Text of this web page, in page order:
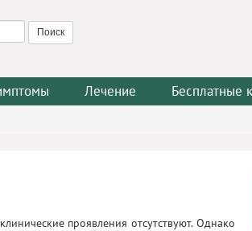
Лечение Бесплатные
проявления отсутствуют. Однако